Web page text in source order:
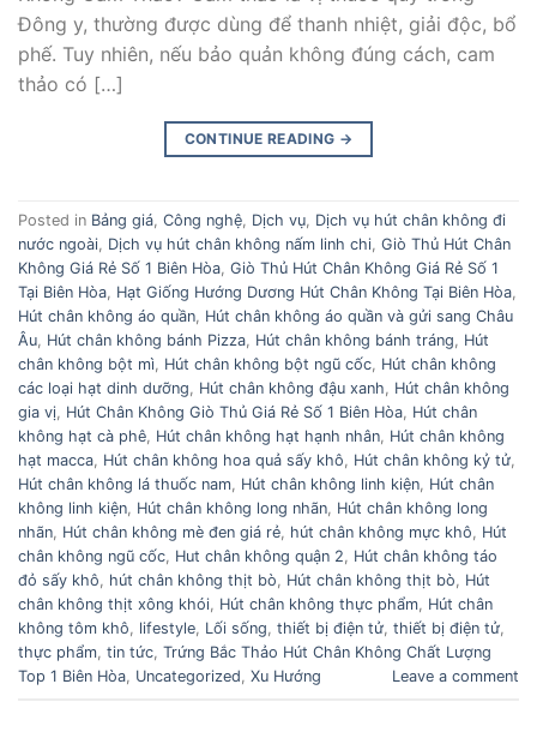
Đông y, thường được dùng để thanh nhiệt, giải độc, bổ
phế. Tuy nhiên, nếu bảo quản không đúng cách, cam
thảo có […]
CONTINUE READING →
Posted in Bảng giá, Công nghệ, Dịch vụ, Dịch vụ hút chân không đi
nước ngoài, Dịch vụ hút chân không nấm linh chi, Giò Thủ Hút Chân
Không Giá Rẻ Số 1 Biên Hòa, Giò Thủ Hút Chân Không Giá Rẻ Số 1
Tại Biên Hòa, Hạt Giống Hướng Dương Hút Chân Không Tại Biên Hòa,
Hút chân không áo quần, Hút chân không áo quần và gửi sang Châu
Âu, Hút chân không bánh Pizza, Hút chân không bánh tráng, Hút
chân không bột mì, Hút chân không bột ngũ cốc, Hút chân không
các loại hạt dinh dưỡng, Hút chân không đậu xanh, Hút chân không
gia vị, Hút Chân Không Giò Thủ Giá Rẻ Số 1 Biên Hòa, Hút chân
không hạt cà phê, Hút chân không hạt hạnh nhân, Hút chân không
hạt macca, Hút chân không hoa quả sấy khô, Hút chân không kỷ tử,
Hút chân không lá thuốc nam, Hút chân không linh kiện, Hút chân
không linh kiện, Hút chân không long nhãn, Hút chân không long
nhãn, Hút chân không mè đen giá rẻ, hút chân không mực khô, Hút
chân không ngũ cốc, Hut chân không quận 2, Hút chân không táo
đỏ sấy khô, hút chân không thịt bò, Hút chân không thịt bò, Hút
chân không thịt xông khói, Hút chân không thực phẩm, Hút chân
không tôm khô, lifestyle, Lối sống, thiết bị điện tử, thiết bị điện tử,
thực phẩm, tin tức, Trứng Bắc Thảo Hút Chân Không Chất Lượng
Top 1 Biên Hòa, Uncategorized, Xu Hướng Leave a comment